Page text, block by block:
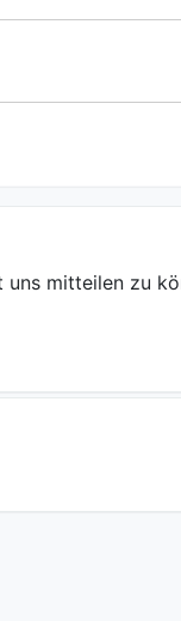
mitteilen zu